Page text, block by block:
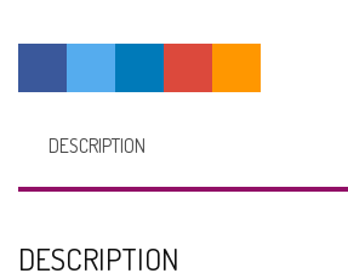
DESCRIPTION
DESCRIPTION